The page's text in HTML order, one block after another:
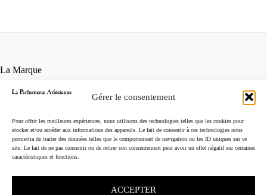
Gérer le consentement
Pour offrir les meilleures expériences, nous utilisons des technologies telles que les cookies pour
stocker et/ou accéder aux informations des appareils. Le fait de consentir à ces technologies nous
permettra de traiter des données telles que le comportement de navigation ou les ID uniques sur ce
site. Le fait de ne pas consentir ou de retirer son consentement peut avoir un effet négatif sur certaines
caractéristiques et fonctions.
ACCEPTER
La Marque
Conditions générales de vente
Mentions légales
Instagram